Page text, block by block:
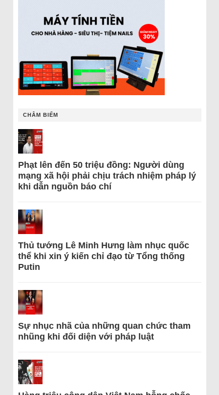
CHÂM BIẾM
Phạt lên đến 50 triệu đồng: Người dùng
mạng xã hội phải chịu trách nhiệm pháp lý
khi dẫn nguồn báo chí
Thủ tướng Lê Minh Hưng làm nhục quốc
thể khi xin ý kiến chỉ đạo từ Tổng thống
Putin
Sự nhục nhã của những quan chức tham
nhũng khi đối diện với pháp luật